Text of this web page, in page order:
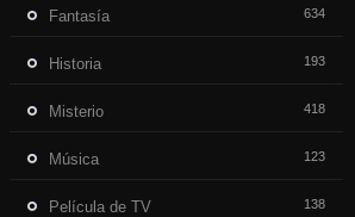
Fantasía 634
Historia 193
Misterio 418
Música 123
Película de TV 138